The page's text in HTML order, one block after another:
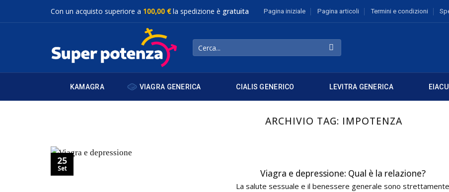
Con un acquisto superiore a 100,00 €la spedizione è gratuita Pagina iniziale Pagina articoli Termini e condizioni
Cerca:
KAMAGRA VIAGRA GENERICA CIALIS GENERICO LEVITRA GENERICA
ARCHIVIO TAG: IMPOTENZA
Viagra e depressione: Qual è la relazione?
La salute sessuale e il benessere generale sono strettamente
25
Set